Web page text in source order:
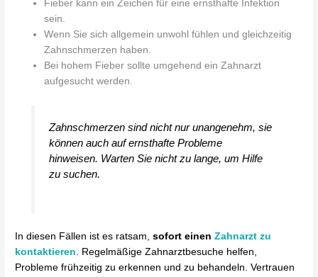
Fieber kann ein Zeichen für eine ernsthafte Infektion
sein.
Wenn Sie sich allgemein unwohl fühlen und gleichzeitig
Zahnschmerzen haben.
Bei hohem Fieber sollte umgehend ein Zahnarzt
aufgesucht werden.
Zahnschmerzen sind nicht nur unangenehm, sie
können auch auf ernsthafte Probleme
hinweisen. Warten Sie nicht zu lange, um Hilfe
zu suchen.
In diesen Fällen ist es ratsam,sofort einenZahnarzt zu
kontaktieren. Regelmäßige Zahnarztbesuche helfen,
Probleme frühzeitig zu erkennen und zu behandeln. Vertrauen